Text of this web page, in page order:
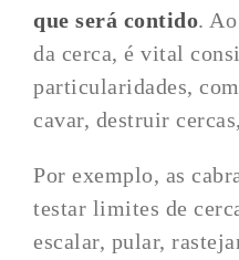
que será contido.
da cerca, é vital
particularidades,
cavar, destruir
Por exemplo, as
testar limites de
escalar, pular,